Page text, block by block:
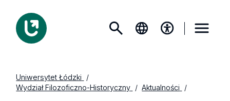
Uniwersytet Łódzki
Wydział Filozoficzno-Historyczny
Aktualności